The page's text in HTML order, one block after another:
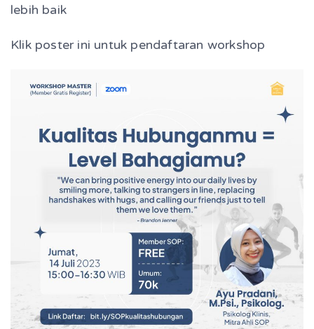
lebih baik
Klik poster ini untuk pendaftaran workshop